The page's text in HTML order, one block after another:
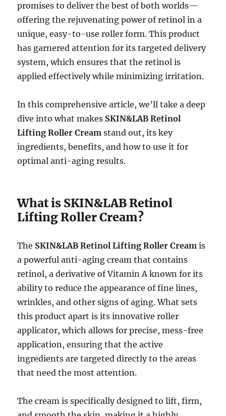
promises to deliver the best of both worlds—
offering the rejuvenating power of retinol in a
unique, easy-to-use roller form. This product
has garnered attention for its targeted delivery
system, which ensures that the retinol is
applied effectively while minimizing irritation.
In this comprehensive article, we’ll take a deep
dive into what makes SKIN&LAB Retinol
Lifting Roller Cream stand out, its key
ingredients, benefits, and how to use it for
optimal anti-aging results.
What is SKIN&LAB Retinol
Lifting Roller Cream?
The SKIN&LAB Retinol Lifting Roller Cream is
a powerful anti-aging cream that contains
retinol, a derivative of Vitamin A known for its
ability to reduce the appearance of fine lines,
wrinkles, and other signs of aging. What sets
this product apart is its innovative roller
applicator, which allows for precise, mess-free
application, ensuring that the active
ingredients are targeted directly to the areas
that need the most attention.
The cream is specifically designed to lift, firm,